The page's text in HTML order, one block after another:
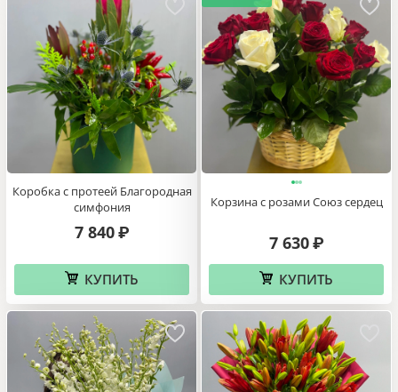
Коробка с протеей Благородная
симфония
7 840 ₽
КУПИТЬ
Корзина с розами Союз сердец
7 630 ₽
КУПИТЬ